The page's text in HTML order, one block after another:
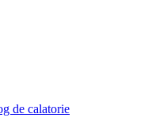
de calatorie